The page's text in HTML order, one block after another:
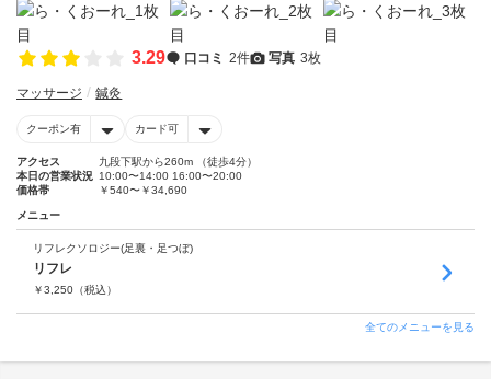
3.29 口コミ 2件 写真 3枚
マッサージ 鍼灸
クーポン有 カード可
アクセス
九段下駅から260m （徒歩4分）
本日の営業状況 10:00〜14:00 16:00〜20:00
価格帯
￥540〜￥34,690
メニュー
リフレクソロジー(足裏・足つぼ)
リフレ
￥3,250 （税込）
全てのメニューを見る